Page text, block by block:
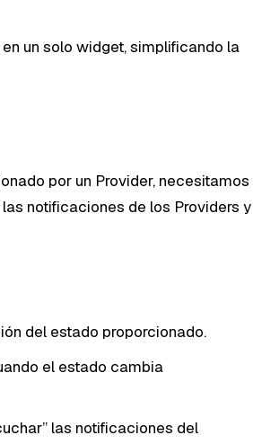
un solo widget, simplificando la
por un Provider, necesitamos
notificaciones de los Providers y
del estado proporcionado.
el estado cambia
las notificaciones del